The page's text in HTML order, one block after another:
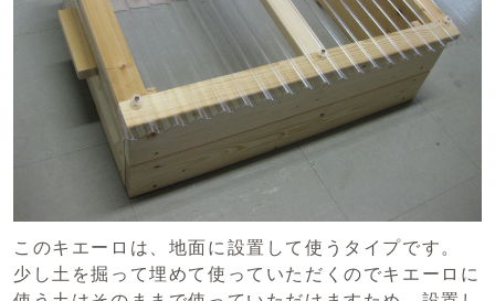
このキエーロは、地面に設置して使うタイプです。
少し土を掘って埋めて使っていただくのでキエーロに